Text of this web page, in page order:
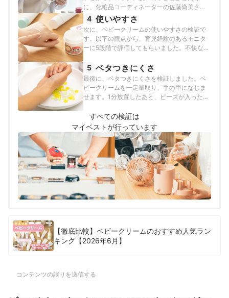
に、化粧品コーディネーターの佐藤尚美さん
に評価をしてもらいました。
4 使いやすさ
次に、ベビークリームの使いやすさの検証で
す。以下の観点から、育児経験のあるモニタ
ーに5段階で評価してもらいました。不快な香
か5 ベタつきにくさ
最後に、ベタつきにくさを検証しました。ベ
ビークリームを一定量取り、手の甲になじま
せます。1分放置したあと、ビーズが入った容
とし、肌に残っていたビーズの数をチェック
しました。
すべての検証は
マイベストが行っています
【徹底比較】ベビークリームのおすすめ人気ラン
キング【2026年6月】
コンテンツの誤りを送信する